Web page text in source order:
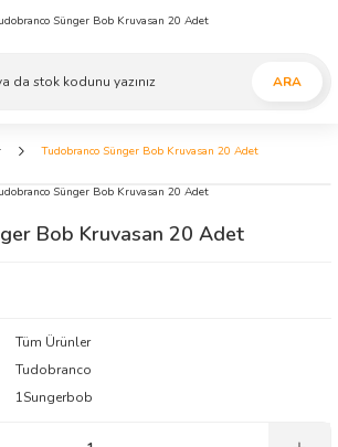
ARA
Tudobranco Sünger Bob Kruvasan 20 Adet
Bob Kruvasan 20 Adet
Tüm Ürünler
Tudobranco
1Sungerbob